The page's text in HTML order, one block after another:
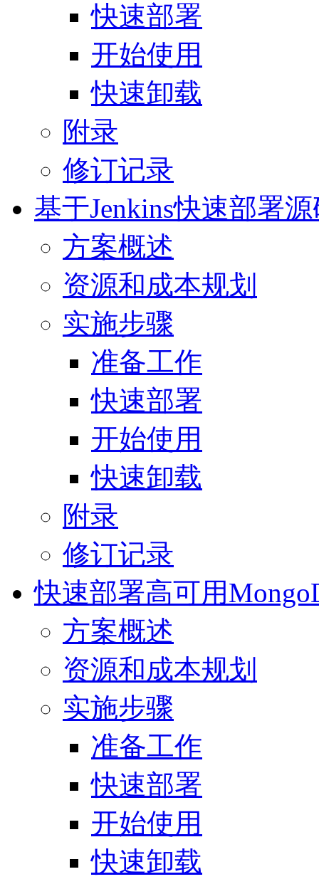
快速部署
开始使用
快速卸载
附录
修订记录
基于Jenkins快速部署
方案概述
资源和成本规划
实施步骤
准备工作
快速部署
开始使用
快速卸载
附录
修订记录
快速部署高可用
方案概述
资源和成本规划
实施步骤
准备工作
快速部署
开始使用
快速卸载